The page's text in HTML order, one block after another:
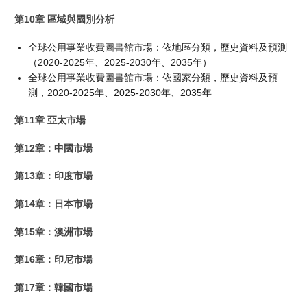
第10章 區域與國別分析
全球公用事業收費圖書館市場：依地區分類，歷史資料及預測
（2020-2025年、2025-2030年、2035年）
全球公用事業收費圖書館市場：依國家分類，歷史資料及預
測，2020-2025年、2025-2030年、2035年
第11章 亞太市場
第12章：中國市場
第13章：印度市場
第14章：日本市場
第15章：澳洲市場
第16章：印尼市場
第17章：韓國市場